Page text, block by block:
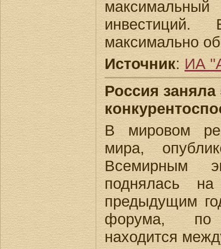
максимально
Источник: ИА
Россия
В мировом
мира,
Всемирным
поднялась
предыдущим
форума, по
находится